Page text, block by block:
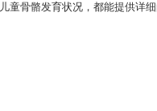
童骨骼发育状况，都能提供详细